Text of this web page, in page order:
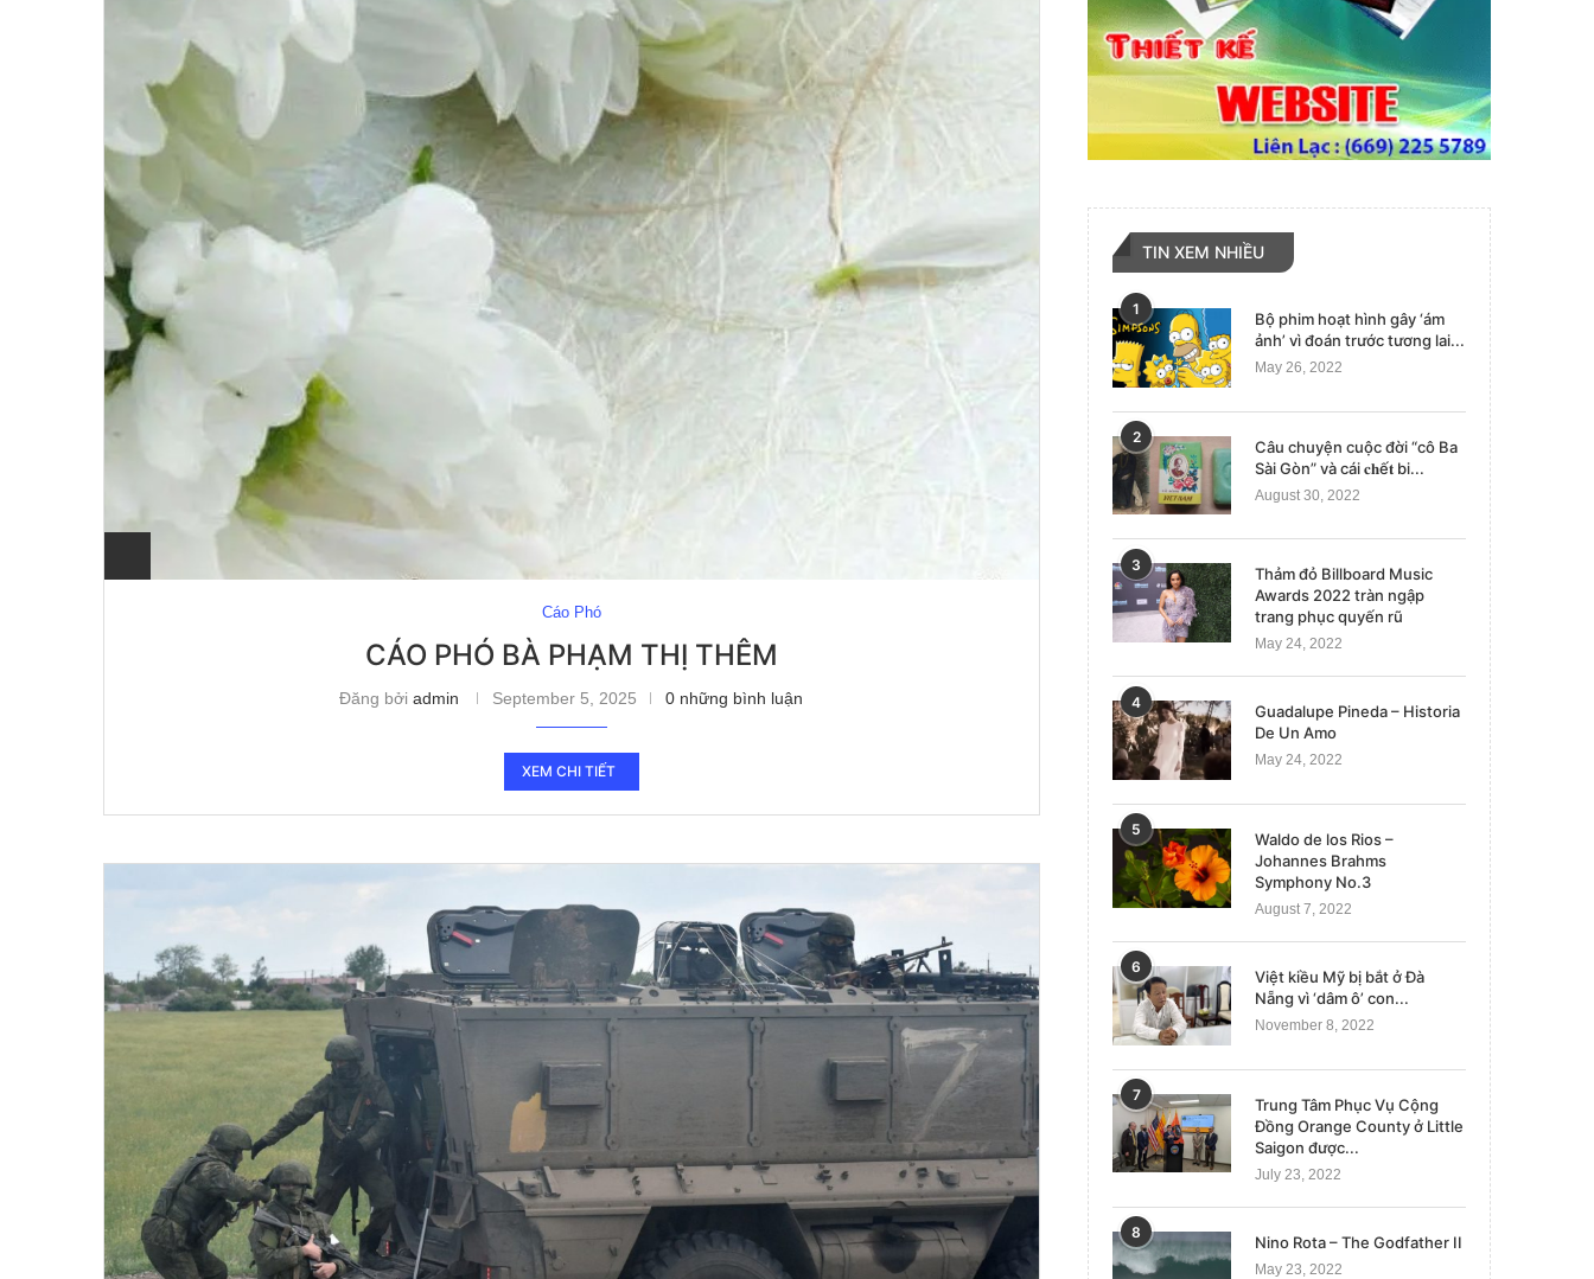
Cáo Phó
CÁO PHÓ BÀ PHẠM THỊ THÊM
Đăng bởiadmin September 5, 2025 0 những bình luận
XEM CHI TIẾT
TIN XEM NHIỀU
1
Bộ phim hoạt hình gây ‘ám
ảnh’ vì đoán trước tương lai...
May 26, 2022
2
Câu chuyện cuộc đời “cô Ba
Sài Gòn” và cái 𝐜𝐡ế𝐭 bi...
August 30, 2022
3
Thảm đỏ Billboard Music
Awards 2022 tràn ngập
trang phục quyến rũ
May 24, 2022
4
Guadalupe Pineda – Historia
De Un Amo
May 24, 2022
5
Waldo de los Rios –
Johannes Brahms
Symphony No.3
August 7, 2022
6
Việt kiều Mỹ bị bắt ở Đà
Nẵng vì ‘dâm ô’ con...
November 8, 2022
7
Trung Tâm Phục Vụ Cộng
Đồng Orange County ở Little
Saigon được...
July 23, 2022
8
Nino Rota – The Godfather II
May 23, 2022